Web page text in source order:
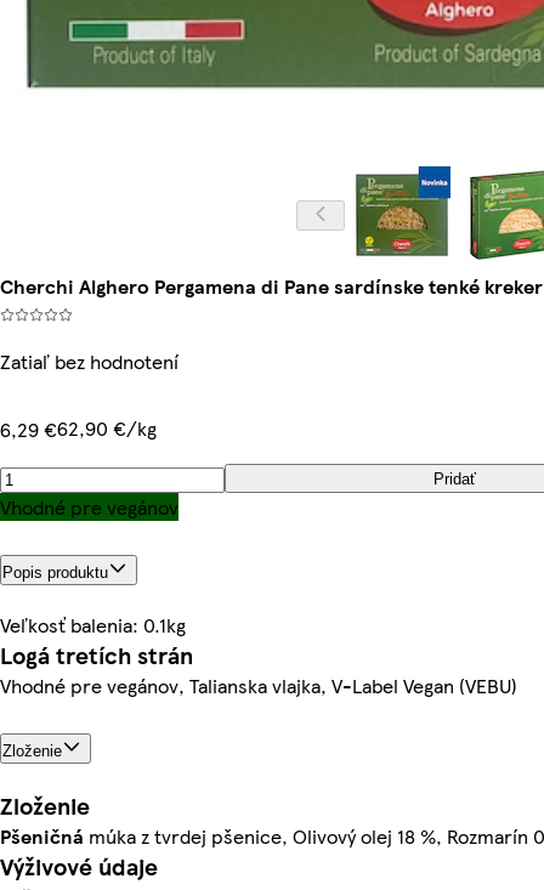
Cherchi Alghero Pergamena di Pane sardínske tenké
Zatiaľ bez hodnotení
6,29 €62,90 €/kg
Pridať
Vhodné pre vegánov
Popis produktu
Veľkosť balenia: 0.1kg
Logá tretích strán
Vhodné pre vegánov, Talianska vlajka, V-Label Vegan (VEBU)
Zloženie
Zloženie
Pšeničná múka z tvrdej pšenice, Olivový olej 18 %, Rozmarín
Výživové údaje